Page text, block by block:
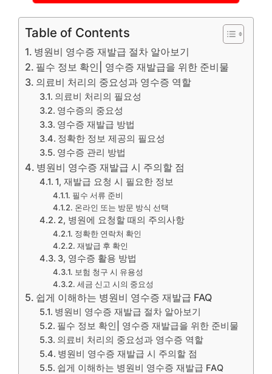
Table of Contents
병원비 영수증 재발급 절차 알아보기
필수 정보 확인| 영수증 재발급을 위한 준비물
의료비 처리의 중요성과 영수증 역할
의료비 처리의 필요성
영수증의 중요성
영수증 재발급 방법
정확한 정보 제공의 필요성
영수증 관리 방법
병원비 영수증 재발급 시 주의할 점
1, 재발급 요청 시 필요한 정보
필수 서류 준비
온라인 또는 방문 방식 선택
2, 병원에 요청할 때의 주의사항
정확한 연락처 확인
재발급 후 확인
3, 영수증 활용 방법
보험 청구 시 유용성
세금 신고 시의 중요성
쉽게 이해하는 병원비 영수증 재발급 FAQ
병원비 영수증 재발급 절차 알아보기
필수 정보 확인| 영수증 재발급을 위한 준비물
의료비 처리의 중요성과 영수증 역할
병원비 영수증 재발급 시 주의할 점
쉽게 이해하는 병원비 영수증 재발급 FAQ